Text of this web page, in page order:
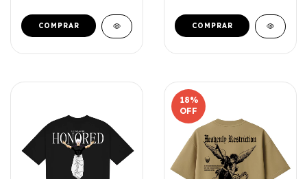
COMPRAR COMPRAR
18%
OFF